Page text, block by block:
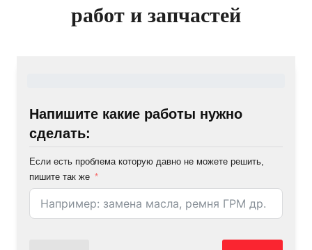
работ и запчастей
Напишите какие работы нужно
сделать:
Если есть проблема которую давно не можете решить,
пишите так же